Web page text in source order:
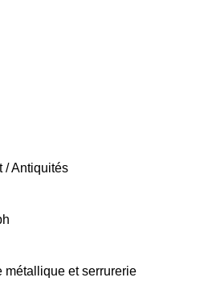
/ Antiquités
métallique et serrurerie